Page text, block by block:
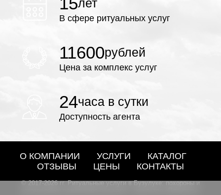
лет
В сфере ритуальных услуг
11600рублей
Цена за комплекс услуг
24часа в сутки
Доступность агента
О КОМПАНИИ УСЛУГИ
КАТАЛОГ
ОТЗЫВЫ
ЦЕНЫ КОНТАКТЫ
© 2017-2026 гг. Ритуальные услуги в Бузулуке: похороны и